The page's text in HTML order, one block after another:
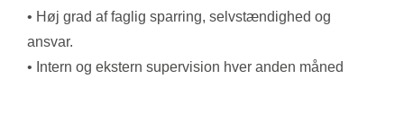
• Høj grad af faglig sparring, selvstændighed og
ansvar.
• Intern og ekstern supervision hver anden måned